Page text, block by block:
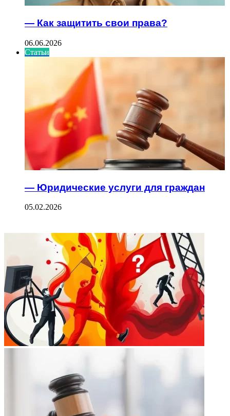
— Как защитить свои права?
06.06.2026
Статьи
— Юридические услуги для граждан
05.02.2026